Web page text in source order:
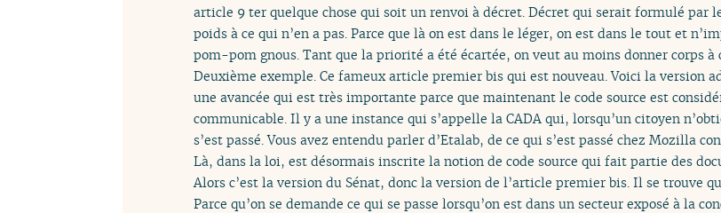
article 9 ter quelque chose qui soit un renvoi à décret. Décret qui serait formulé par
poids à ce qui n’en a pas. Parce que là on est dans le léger, on est dans le tout et
pom-pom gnous. Tant que la priorité a été écartée, on veut au moins donner corps à
Deuxième exemple. Ce fameux article premier bis qui est nouveau. Voici la version
une avancée qui est très importante parce que maintenant le code source est
communicable. Il y a une instance qui s’appelle la CADA qui, lorsqu’un citoyen
s’est passé. Vous avez entendu parler d’Etalab, de ce qui s’est passé chez Mozilla
Là, dans la loi, est désormais inscrite la notion de code source qui fait partie des
Alors c’est la version du Sénat, donc la version de l’article premier bis. Il se trouve
Parce qu’on se demande ce qui se passe lorsqu’on est dans un secteur exposé à la